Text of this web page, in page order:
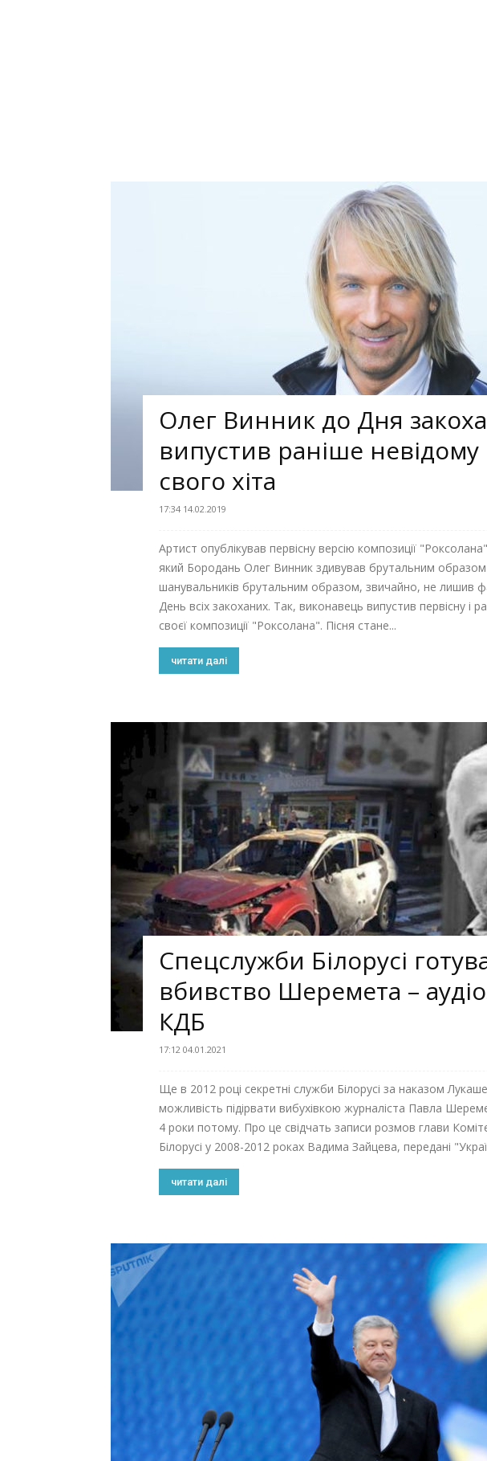
Олег Винник до Дня
випустив раніше невідому
свого хіта
17:34 14.02.2019
Артист опублікував первісну версію композиції
який Бородань Олег Винник здивував брутальним образом
шанувальників брутальним образом, звичайно, не лишив
День всіх закоханих. Так, виконавець випустив первісну і
своєї композиції "Роксолана". Пісня стане...
читати далі
Спецслужби Білорусі
вбивство Шеремета –
КДБ
17:12 04.01.2021
Ще в 2012 році секретні служби Білорусі за наказом
можливість підірвати вибухівкою журналіста Павла
4 роки потому. Про це свідчать записи розмов глави
Білорусі у 2008-2012 роках Вадима Зайцева, передані
читати далі